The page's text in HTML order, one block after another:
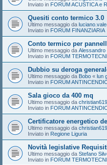
Inviato in FORUM ACUSTICA e
Quesiti conto termico 3.0
Ultimo messaggio da
Inviato in FORUM FINANZIARIA
Conto termico per
Ultimo messaggio da Alessandro
Inviato in FORUM
Dubbio su deroga
Ultimo messaggio da Bobo « lun
Inviato in FORUM
Sala gioco da 400 mq
Ultimo messaggio da christian619
Inviato in FORUM
Certificatore energetico
Ultimo messaggio da christian619
Inviato in Regione Liguria
Novità legislative
Ultimo messaggio da Stefano
Inviato in FORUM